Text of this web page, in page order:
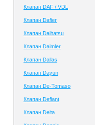
Клапан DAF / VDL
Клапан Dafier
Клапан Daihatsu
Клапан Daimler
Клапан Dallas
Клапан Dayun
Клапан De-Tomaso
Клапан Defiant
Клапан Delta